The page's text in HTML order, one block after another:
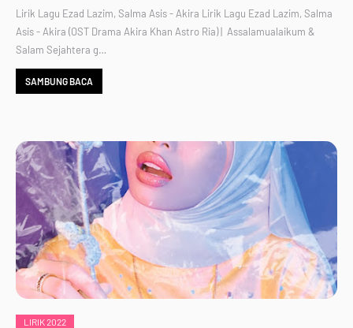
Lirik Lagu Ezad Lazim, Salma Asis - Akira Lirik Lagu Ezad Lazim, Salma
Asis - Akira (OST Drama Akira Khan Astro Ria) | Assalamualaikum &
Salam Sejahtera g…
SAMBUNG BACA
LIRIK 2022